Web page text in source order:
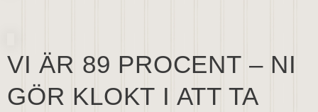
VI ÄR 89 PROCENT – NI
GÖR KLOKT I ATT TA